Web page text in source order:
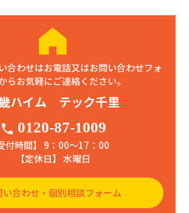
合わせはお電話又はお問い合わせフォ
らお気軽にご連絡ください。
ハイム テック千里
phone 0120-87-1009
受付時間】 9：00〜17：00
【定休日】 水曜日
い合わせ・個別相談フォーム